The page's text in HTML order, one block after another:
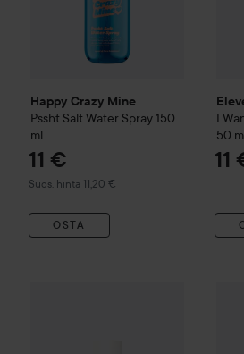
Happy Crazy Mine
Pssht Salt Water Spray 150
ml
11 €
Suos. hinta 11,20 €
Suositeltu hinta 11,20 €
OSTA
I
50
11